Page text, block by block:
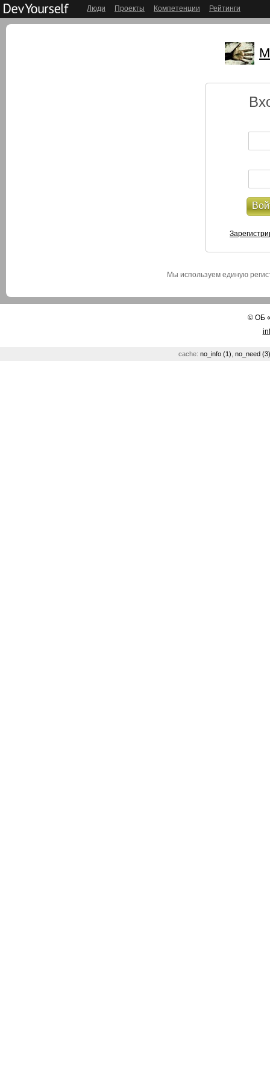
Люди Проекты Компетенции Рейтинги
Мы используем единую
©ОБ
cache: no_info (1) no_need (3)